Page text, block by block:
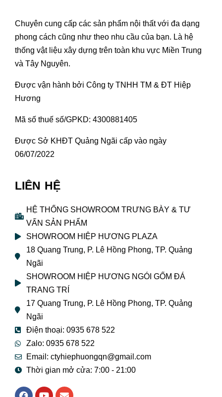
Chuyên cung cấp các sản phẩm nội thất với đa dạng
phong cách cũng như theo nhu cầu của bạn. Là hệ
thống vật liệu xây dựng trên toàn khu vực Miền Trung
và Tây Nguyên.
Được vận hành bởi Công ty TNHH TM & ĐT Hiệp
Hương
Mã số thuế số/GPKD: 4300881405
Được Sở KHĐT Quảng Ngãi cấp vào ngày
06/07/2022
LIÊN HỆ
HỆ THỐNG SHOWROOM TRƯNG BÀY & TƯ
VẤN SẢN PHẨM
SHOWROOM HIỆP HƯƠNG PLAZA
18 Quang Trung, P. Lê Hồng Phong, TP. Quảng
Ngãi
SHOWROOM HIỆP HƯƠNG NGÓI GỐM ĐÁ
TRANG TRÍ
17 Quang Trung, P. Lê Hồng Phong, TP. Quảng
Ngãi
Điện thoại: 0935 678 522
Zalo: 0935 678 522
Email: ctyhiephuongqn@gmail.com
Thời gian mở cửa: 7:00 - 21:00
F
Y
E